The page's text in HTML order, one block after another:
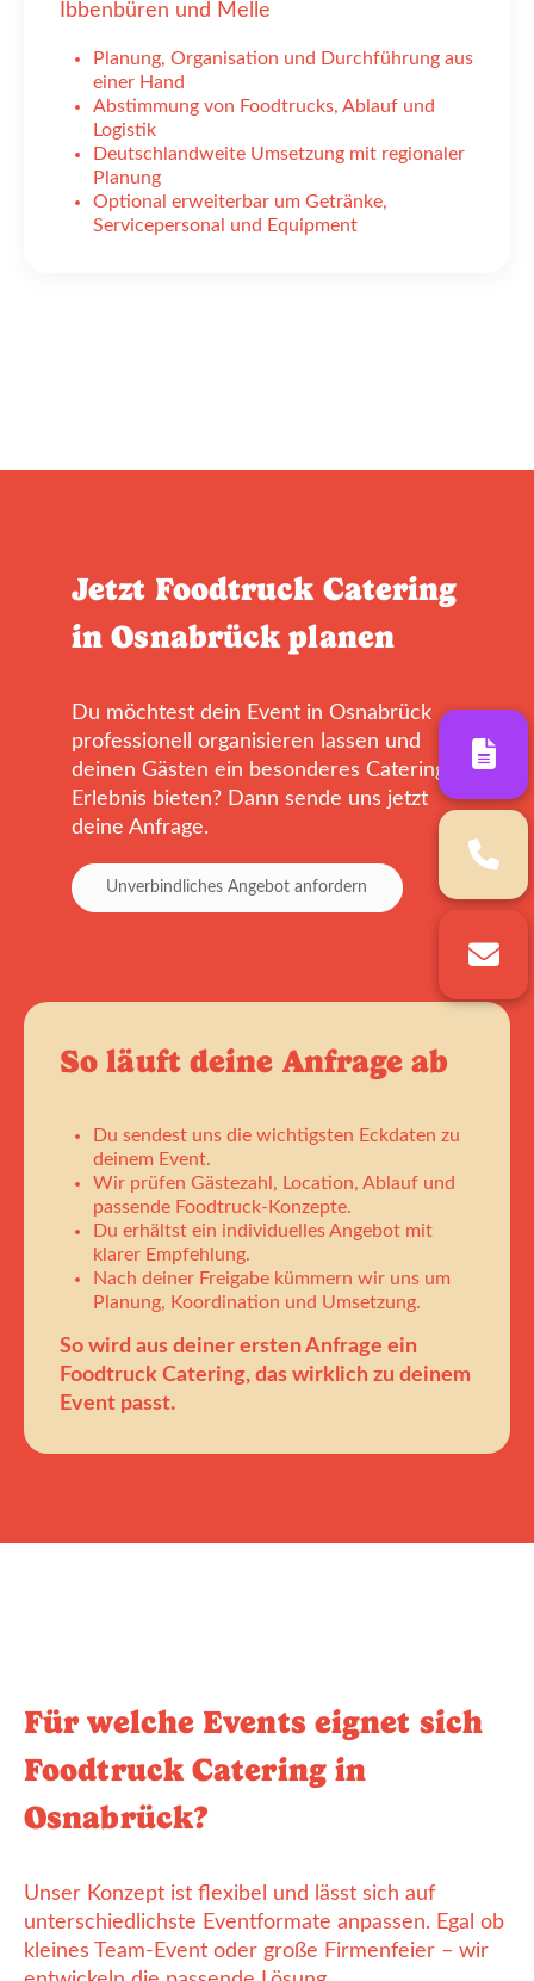
Ibbenbüren und Melle
Planung, Organisation und Durchführung aus
einer Hand
Abstimmung von Foodtrucks, Ablauf und
Logistik
Deutschlandweite Umsetzung mit regionaler
Planung
Optional erweiterbar um Getränke,
Servicepersonal und Equipment
Jetzt Foodtruck Catering
in Osnabrück planen
Du möchtest dein Event in Osnabrück
professionell organisieren lassen und
deinen Gästen ein besonderes Catering-
Erlebnis bieten? Dann sende uns jetzt
deine Anfrage.
Unverbindliches Angebot anfordern
So läuft deine Anfrage ab
Du sendest uns die wichtigsten Eckdaten zu
deinem Event.
Wir prüfen Gästezahl, Location, Ablauf und
passende Foodtruck-Konzepte.
Du erhältst ein individuelles Angebot mit
klarer Empfehlung.
Nach deiner Freigabe kümmern wir uns um
Planung, Koordination und Umsetzung.
So wird aus deiner ersten Anfrage ein
Foodtruck Catering, das wirklich zu deinem
Event passt.
Für welche Events eignet sich
Foodtruck Catering in
Osnabrück?
Unser Konzept ist flexibel und lässt sich auf
unterschiedlichste Eventformate anpassen. Egal ob
kleines Team-Event oder große Firmenfeier – wir